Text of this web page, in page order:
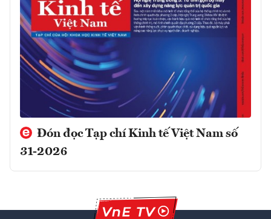
Đón đọc Tạp chí Kinh tế Việt Nam số
31-2026